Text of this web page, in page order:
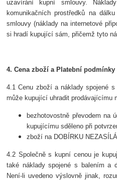
uzavírání kupní smlouvy.
komunikačních prostředků na
smlouvy (náklady na internetové
si hradí kupující sám, přičemž tyto
4. Cena zboží a Platební podmínky
4.1 Cenu zboží a náklady spojené
může kupující uhradit prodávajícímu
bezhotovostně převodem na
kupujícímu sděleno při
zboží na DOBÍRKU
4.2 Společně s kupní cenou je
také náklady spojené s balením a
Není-li uvedeno výslovně jinak,